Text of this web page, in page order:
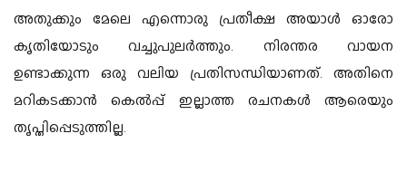
അതുക്കും മേലെ എന്നൊരു പ്രതീക്ഷ അയാള്‍ ഓരോ
കൃതിയോടും വച്ചുപുലര്‍ത്തും. നിരന്തര വായന
ഉണ്ടാക്കുന്ന ഒരു വലിയ പ്രതിസന്ധിയാണത്. അതിനെ
മറികടക്കാന്‍ കെല്‍പ്പ് ഇല്ലാത്ത രചനകള്‍ ആരെയും
തൃപ്തിപ്പെടുത്തില്ല.